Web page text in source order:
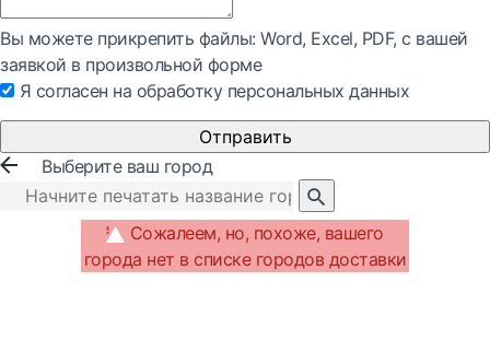
Вы можете прикрепить файлы: Word, Exсel, PDF, с вашей
заявкой в произвольной форме
Я согласен на обработку персональных данных
Отправить
Выберите ваш город
Сожалеем, но, похоже, вашего
города нет в списке городов доставки